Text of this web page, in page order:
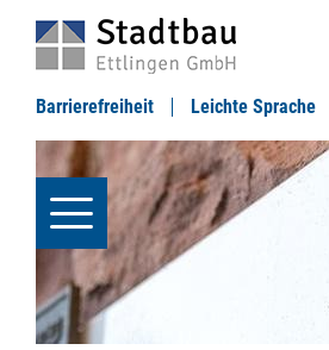
Barrierefreiheit Leichte Sprache